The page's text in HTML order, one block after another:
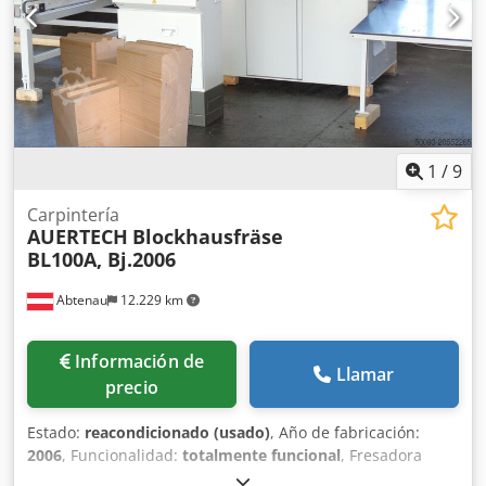
manual: tras iniciar la unidad de procesamiento con los
botones de 2 manos, el proceso de fresado se lleva a cabo
de forma automática. Opcionalmente están disponibles
mesas de rodillos y topes de posicionamiento para
posicionar los componentes. Dkjdpswnt Htsfx Afmer
1 /9
Abtenau 12.229 km
Carpintería
AUERTECH Blockhausfräse
BL100A, Bj.2006
Información de
precio
Llamar
Estado: reacondicionado (usado), Año de fabricación:
2006, Funcionalidad: totalmente funcional, Fresadora
para casas de troncos BL100A, completamente